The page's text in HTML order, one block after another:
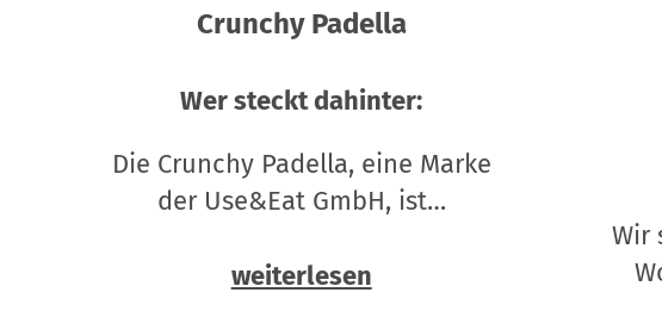
Crunchy Padella
Wer steckt dahinter:
Die Crunchy Padella, eine Marke
der Use&Eat GmbH, ist…
weiterlesen
Wir